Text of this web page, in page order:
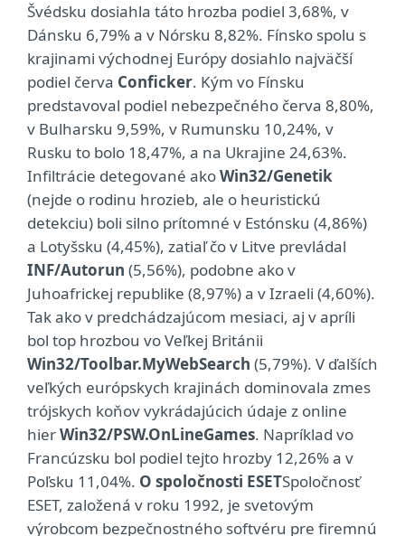
Švédsku dosiahla táto hrozba podiel 3,68%, v
Dánsku 6,79% a v Nórsku 8,82%. Fínsko spolu s
krajinami východnej Európy dosiahlo najväčší
podiel červa Conficker. Kým vo Fínsku
predstavoval podiel nebezpečného červa 8,80%,
v Bulharsku 9,59%, v Rumunsku 10,24%, v
Rusku to bolo 18,47%, a na Ukrajine 24,63%.
Infiltrácie detegované akoWin32/Genetik
(nejde o rodinu hrozieb, ale o heuristickú
detekciu) boli silno prítomné v Estónsku (4,86%)
a Lotyšsku (4,45%), zatiaľ čo v Litve prevládal
INF/Autorun (5,56%), podobne ako v
Juhoafrickej republike (8,97%) a v Izraeli (4,60%).
Tak ako v predchádzajúcom mesiaci, aj v apríli
bol top hrozbou vo Veľkej Británii
Win32/Toolbar.MyWebSearch (5,79%). V ďalších
veľkých európskych krajinách dominovala zmes
trójskych koňov vykrádajúcich údaje z online
hierWin32/PSW.OnLineGames. Napríklad vo
Francúzsku bol podiel tejto hrozby 12,26% a v
Poľsku 11,04%. O spoločnosti ESETSpoločnosť
ESET, založená v roku 1992, je svetovým
výrobcom bezpečnostného softvéru pre firemnú